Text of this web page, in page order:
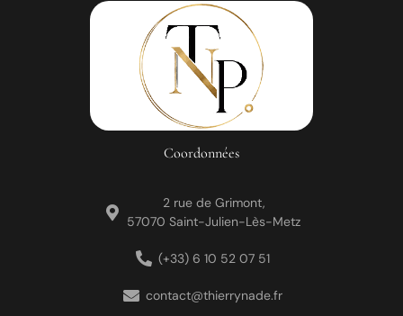
Coordonnées
2 rue de Grimont,
57070 Saint-Julien-Lès-Metz
(+33) 6 10 52 07 51
contact@thierrynade.fr